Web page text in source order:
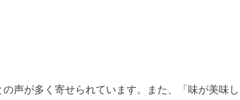
声が多く寄せられています。また、「味が美味し